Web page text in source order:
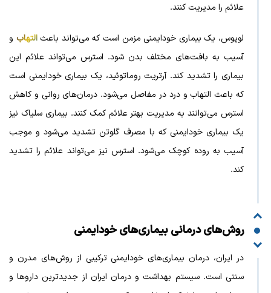
علائم را مدیریت کنند.
لوپوس، یک بیماری خودایمنی مزمن است که می‌تواند باعثالتهاب و
آسیب به بافت‌های مختلف بدن شود. استرس می‌تواند علائم این
بیماری را تشدید کند. آرتریت روماتوئید، یک بیماری خودایمنی است
که باعث التهاب و درد در مفاصل می‌شود. درمان‌های روانی و کاهش
استرس می‌توانند به مدیریت بهتر علائم کمک کنند. بیماری سلیاک نیز
یک بیماری خودایمنی که با مصرف گلوتن تشدید می‌شود و موجب
آسیب به روده کوچک می‌شود. استرس نیز می‌تواند علائم را تشدید
کند.
روش‌های درمانی بیماری‌های خودایمنی
در ایران، درمان بیماری‌های خودایمنی ترکیبی از روش‌های مدرن و
سنتی است. سیستم بهداشت و درمان ایران از جدیدترین داروها و